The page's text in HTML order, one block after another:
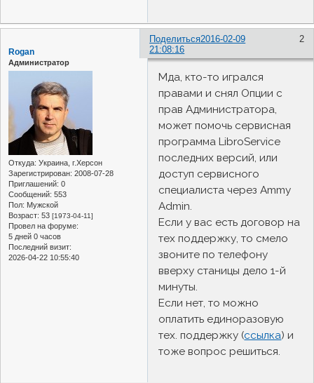
Поделиться 2
2016-02-09
21:08:16
Rogan
Администратор
Откуда: Украина, г.Херсон
Зарегистрирован: 2008-07-28
Приглашений: 0
Сообщений: 553
Пол: Мужской
Возраст: 53 [1973-04-11]
Провел на форуме:
5 дней 0 часов
Последний визит:
2026-04-22 10:55:40
Мда, кто-то игрался
правами и снял Опции с
прав Администратора,
может помочь сервисная
программа LibroService
последних версий, или
доступ сервисного
специалиста через Ammy
Admin.
Если у вас есть договор на
тех поддержку, то смело
звоните по телефону
вверху станицы дело 1-й
минуты.
Если нет, то можно
оплатить единоразовую
тех. поддержку (ссылка) и
тоже вопрос решиться.